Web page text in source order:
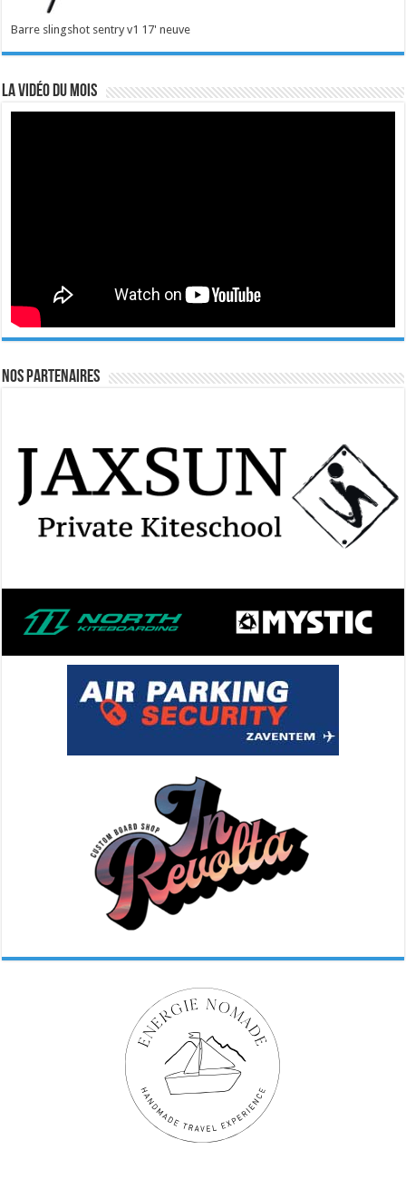
Barre slingshot sentry v1 17' neuve
La vidéo du mois
Nos Partenaires